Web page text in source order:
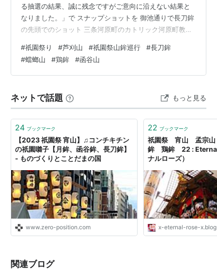
る抽選の結果、誠に残念ですがご意向に沿えない結果と
なりました。」で スナップショットを 御池通りで長刀鉾
の先頭でのショット 三条河原町のカトリック河原町教会
都放送の ライブ中継の録画で見ました。 CoCo壱番屋 の
間を通る 函谷山 カラオケ まねき猫 背景の 鶏鉾 ナイキ
アクセントに 太子山 唯一 からくり仕掛けの 蟷螂山 動い
の録画で確認 芦刈山の緞帳に描かれた 猫ではなくネコ
科…
#祇園祭り #芦刈山 #祇園祭山鉾巡行 #長刀鉾
#蟷螂山 #鶏鉾 #函谷山
ネットで話題 もっと見る
24 ブックマーク
【2023 祇園祭 宵山】♫コンチキチン
の祇園囃子【月鉾、函谷鉾、長刀鉾】
- ものづくりとことだまの国
www.zero-position.com
22 ブックマーク
祇園祭 宵山 孟宗
鉾 鶏鉾 22 : Eternal
ナルローズ）
x-eternal-rose-
関連ブログ